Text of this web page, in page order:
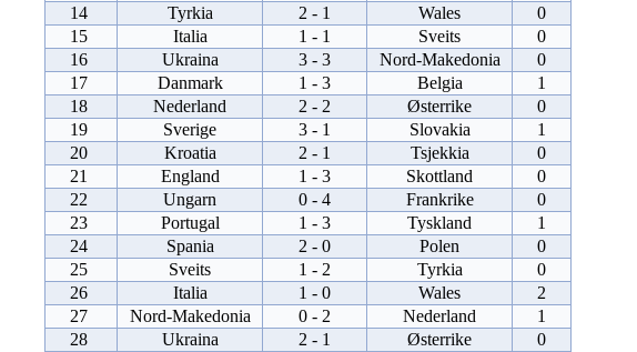
14
Tyrkia 2 - 1 Wales
0
15
Italia 1 - 1 Sveits
0
16
Ukraina 3 - 3 Nord-Makedonia
0
17
Danmark 1 - 3 Belgia
1
18
Nederland 2 - 2 Østerrike
0
19
Sverige 3 - 1 Slovakia
1
20
Kroatia 2 - 1 Tsjekkia
0
21
England 1 - 3 Skottland
0
22
Ungarn 0 - 4 Frankrike
0
23
Portugal 1 - 3 Tyskland
1
24
Spania 2 - 0 Polen
0
25
Sveits 1 - 2 Tyrkia
0
26
Italia 1 - 0 Wales
2
27
Nord-Makedonia 0 - 2 Nederland
1
28
Ukraina 2 - 1 Østerrike
0